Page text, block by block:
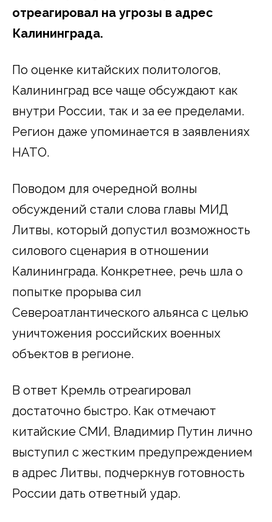
отреагировал на угрозы в адрес
Калининграда.
По оценке китайских политологов,
Калининград все чаще обсуждают как
внутри России, так и за ее пределами.
Регион даже упоминается в заявлениях
НАТО.
Поводом для очередной волны
обсуждений стали слова главы МИД
Литвы, который допустил возможность
силового сценария в отношении
Калининграда. Конкретнее, речь шла о
попытке прорыва сил
Североатлантического альянса с целью
уничтожения российских военных
объектов в регионе.
В ответ Кремль отреагировал
достаточно быстро. Как отмечают
китайские СМИ, Владимир Путин лично
выступил с жестким предупреждением
в адрес Литвы, подчеркнув готовность
России дать ответный удар.